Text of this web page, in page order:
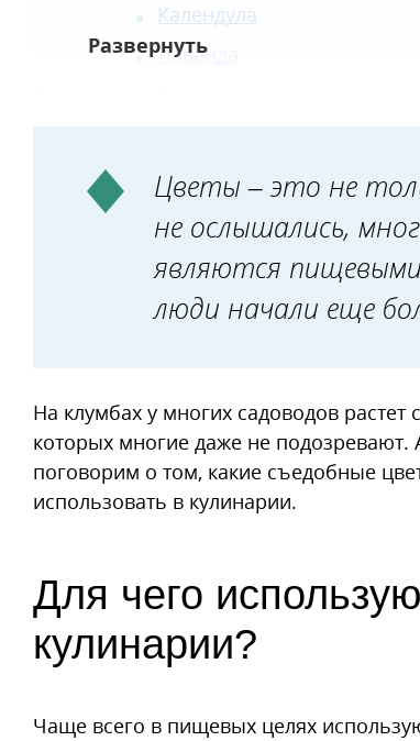
Календула
Лаванда
Лилейник
Василек
Цветы – это не
не ослышались,
являются
люди начали еще
На клумбах у многих садоводов растет
которых многие даже не подозревают.
поговорим о том, какие съедобные
использовать в кулинарии.
Для чего
кулинарии?
Чаще всего в пищевых целях